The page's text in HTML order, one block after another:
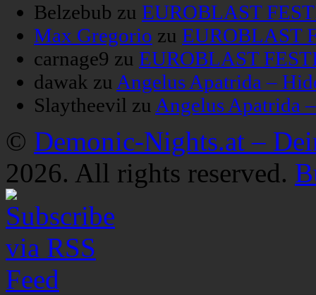
Belzebub zu EUROBLAST
Max Gregorio zu EUROBLAST
carnage9 zu EUROBLAST
dawak zu Angelus Apatrida –
Slaytheevil zu Angelus Apatrida
© Demonic-Nights.at –
2026. All rights reserved.